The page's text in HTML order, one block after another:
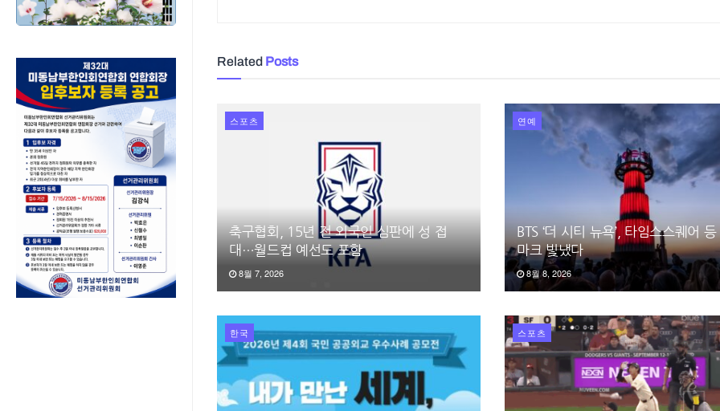
Related Posts
스포츠
축구협회, 15년 전 외국인 심판에 성 접
대…월드컵 예선도 포함
8월 7, 2026
연예
BTS ‘더 시티 뉴욕’, 타임스스퀘어
마크 빛냈다
8월 8, 2026
한국 스포츠